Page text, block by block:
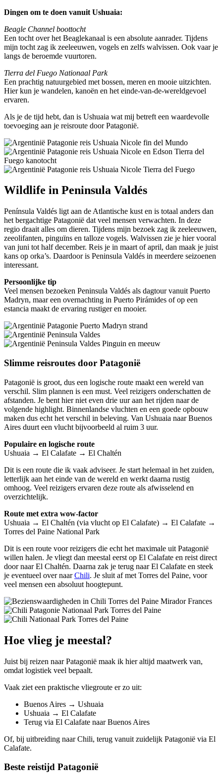
Dingen om te doen vanuit Ushuaia:
Beagle Channel boottocht
Een tocht over het Beaglekanaal is een absolute aanrader. Tijdens
mijn tocht zag ik zeeleeuwen, vogels en zelfs walvissen. Ook vaar je
langs de beroemde vuurtoren.
Tierra del Fuego Nationaal Park
Een prachtig natuurgebied met bossen, meren en mooie uitzichten.
Hier kun je wandelen, kanoën en het einde-van-de-wereldgevoel
ervaren.
Als je de tijd hebt, dan is Ushuaia wat mij betreft een waardevolle
toevoeging aan je reisroute door Patagonië.
Wildlife in Peninsula Valdés
Península Valdés ligt aan de Atlantische kust en is totaal anders dan
het bergachtige Patagonië dat veel mensen verwachten. In deze
regio draait alles om dieren. Tijdens mijn bezoek zag ik zeeleeuwen,
zeeolifanten, pinguïns en talloze vogels. Walvissen zie je hier vooral
van juni tot half december. Reis je in maart of april, dan maak je juist
kans op orka’s. Daardoor is Peninsula Valdés in meerdere seizoenen
interessant.
Persoonlijke tip
Veel mensen bezoeken Peninsula Valdés als dagtour vanuit Puerto
Madryn, maar een overnachting in Puerto Pirámides of op een
estancia maakt de ervaring rustiger en mooier.
Slimme reisroutes door Patagonië
Patagonië is groot, dus een logische route maakt een wereld van
verschil. Slim plannen is een must. Veel reizigers onderschatten de
afstanden. Je bent hier niet even drie uur aan het rijden naar de
volgende highlight. Binnenlandse vluchten en een goede opbouw
maken dus echt het verschil in beleving. Van Ushuaia naar Buenos
Aires duurt een vlucht bijvoorbeeld al ruim 3 uur.
Populaire en logische route
Ushuaia → El Calafate → El Chaltén
Dit is een route die ik vaak adviseer. Je start helemaal in het zuiden,
letterlijk aan het einde van de wereld en werkt daarna rustig
omhoog. Veel reizigers ervaren deze route als afwisselend en
overzichtelijk.
Route met extra wow-factor
Ushuaia → El Chaltén (via vlucht op El Calafate) → El Calafate →
Torres del Paine National Park
Dit is een route voor reizigers die echt het maximale uit Patagonië
willen halen. Je vliegt dan meestal eerst op El Calafate en reist direct
door naar El Chaltén. Daarna zak je terug naar El Calafate en steek
je eventueel over naarChili. Je sluit af met Torres del Paine, voor
veel mensen een absoluut hoogtepunt.
Hoe vlieg je meestal?
Juist bij reizen naar Patagonië maak ik hier altijd maatwerk van,
omdat logistiek veel bepaalt.
Vaak ziet een praktische vliegroute er zo uit:
Buenos Aires → Ushuaia
Ushuaia → El Calafate
Terug via El Calafate naar Buenos Aires
Of, bij uitbreiding naar Chili, terug vanuit zuidelijk Patagonië via El
Calafate.
Beste reistijd Patagonië